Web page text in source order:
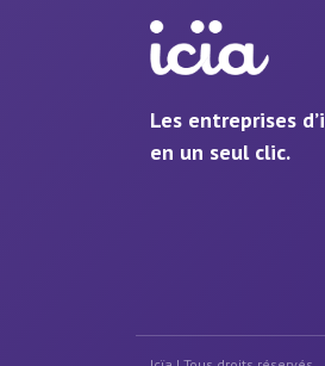
Les entreprises
en un seul clic.